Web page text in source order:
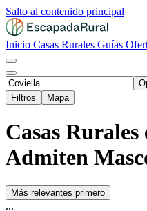
Salto al contenido principal
Inicio Casas Rurales Guías
Filtros
Mapa
Casas
Admiten
Más relevantes primero
...